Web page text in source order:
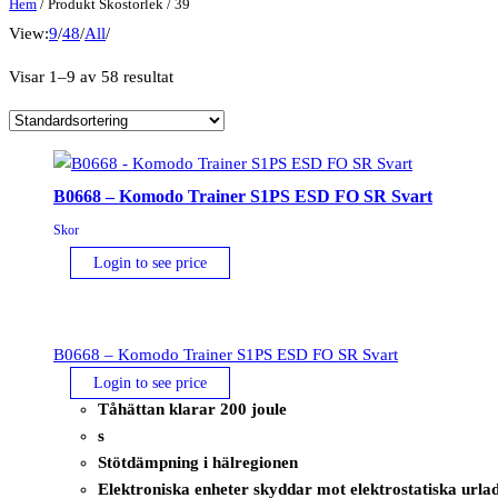
Hem / Produkt Skostorlek / 39
View:9/48/All/
Visar 1–9 av 58 resultat
B0668 – Komodo Trainer S1PS ESD FO SR Svart
Skor
Login to see price
B0668 – Komodo Trainer S1PS ESD FO SR Svart
Login to see price
Tåhättan klarar 200 joule
s
Stötdämpning i hälregionen
Elektroniska enheter skyddar mot elektrostatiska